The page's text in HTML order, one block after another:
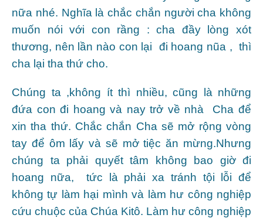
nữa nhé. Nghĩa là chắc chắn người cha không
muốn nói với con rầng : cha đầy lòng xót
thương, nên lần nào con lại đi hoang nũa , thì
cha lại tha thứ cho.
Chúng ta ,không ít thì nhiều, cũng là những
đứa con đi hoang và nay trở về nhà Cha để
xin tha thứ. Chắc chắn Cha sẽ mở rộng vòng
tay để ôm lấy và sẽ mở tiệc ăn mừng.Nhưng
chúng ta phải quyết tâm không bao giờ đi
hoang nữa, tức là phải xa tránh tội lỗi để
không tự làm hại mình và làm hư công nghiệp
cứu chuộc của Chúa Kitô. Làm hư công nghiệp